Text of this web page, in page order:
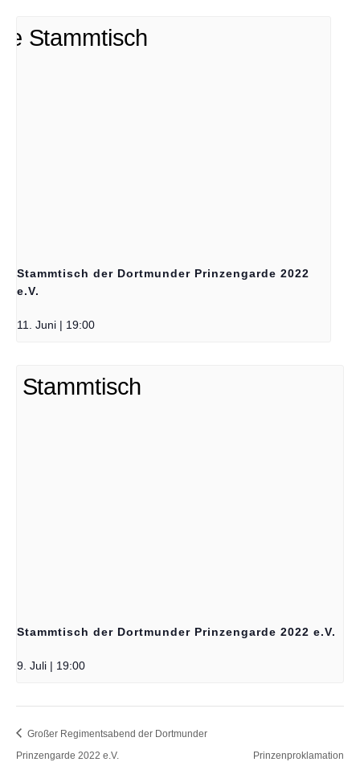
Stammtisch der Dortmunder Prinzengarde 2022
e.V.
11. Juni | 19:00
Stammtisch der Dortmunder Prinzengarde 2022 e.V.
9. Juli | 19:00
Großer Regimentsabend der Dortmunder
Prinzengarde 2022 e.V.
Prinzenproklamation